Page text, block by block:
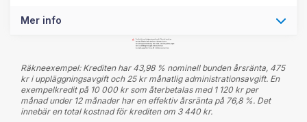
Mer info
Räkneexempel: Krediten har 43,98 % nominell bunden årsränta, 475
kr i uppläggningsavgift och 25 kr månatlig administrationsavgift. En
exempelkredit på 10 000 kr som återbetalas med 1 120 kr per
månad under 12 månader har en effektiv årsränta på 76,8 %. Det
innebär en total kostnad för krediten om 3 440 kr.